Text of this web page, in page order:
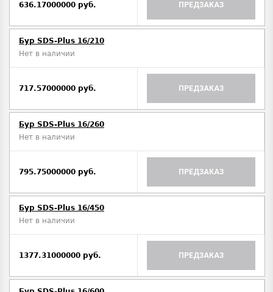
636.17000000 руб. ПРЕДЗАКАЗ
Бур SDS-Plus 16/210
Нет в наличии
717.57000000 руб. ПРЕДЗАКАЗ
Бур SDS-Plus 16/260
Нет в наличии
795.75000000 руб. ПРЕДЗАКАЗ
Бур SDS-Plus 16/450
Нет в наличии
1377.31000000 руб. ПРЕДЗАКАЗ